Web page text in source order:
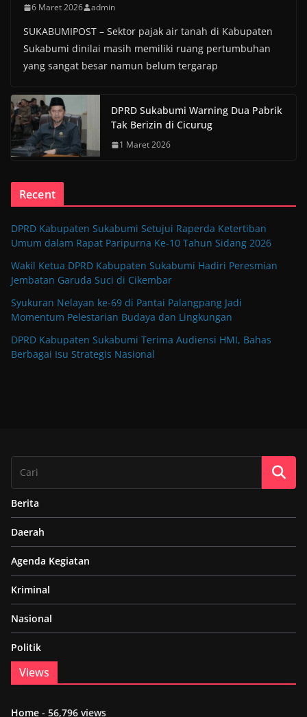
6 Maret 2026 admin
SUKABUMIPOST – Sektor pajak air tanah di Kabupaten
Sukabumi dinilai masih memiliki ruang pertumbuhan
yang sangat besar namun belum tergarap
DPRD Sukabumi Warning Dua Pabrik
Tak Berizin di Cicurug
1 Maret 2026
Recent
DPRD Kabupaten Sukabumi Setujui Raperda Ketertiban
Umum dalam Rapat Paripurna Ke-10 Tahun Sidang 2026
Wakil Ketua DPRD Kabupaten Sukabumi Hadiri Peresmian
Jembatan Garuda Suci di Cikembar
Syukuran Nelayan ke-69 di Pantai Palangpang Jadi
Momentum Pelestarian Budaya dan Lingkungan
DPRD Kabupaten Sukabumi Terima Audiensi HMI, Bahas
Berbagai Isu Strategis Nasional
Berita
Daerah
Agenda Kegiatan
Kriminal
Nasional
Politik
Views
Home - 56,796 views